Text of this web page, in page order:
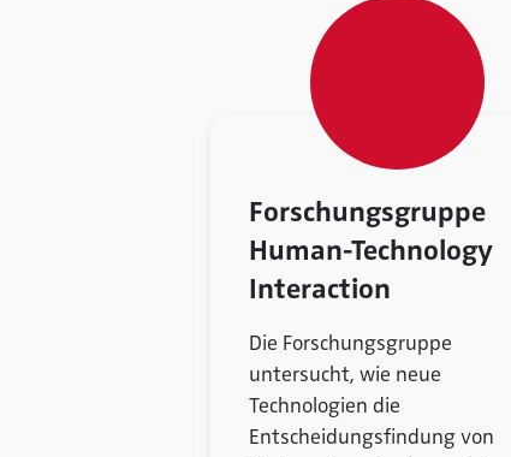
Forschungsgruppe
Human-Technology
Interaction
Die Forschungsgruppe
untersucht, wie neue
Technologien die
Entscheidungsfindung von